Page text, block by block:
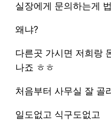
실장에게 문의하는게
왜냐?
다른곳 가시면 저희랑
나죠 ㅎㅎ
처음부터 사무실 잘 골
일도없고 식구도없고